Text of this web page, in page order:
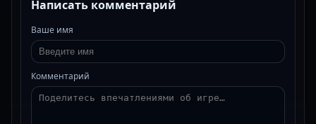
Написать комментарий
Ваше имя
Комментарий